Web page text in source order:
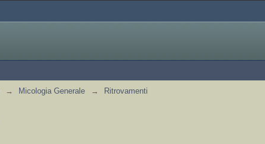
→ Micologia Generale → Ritrovamenti